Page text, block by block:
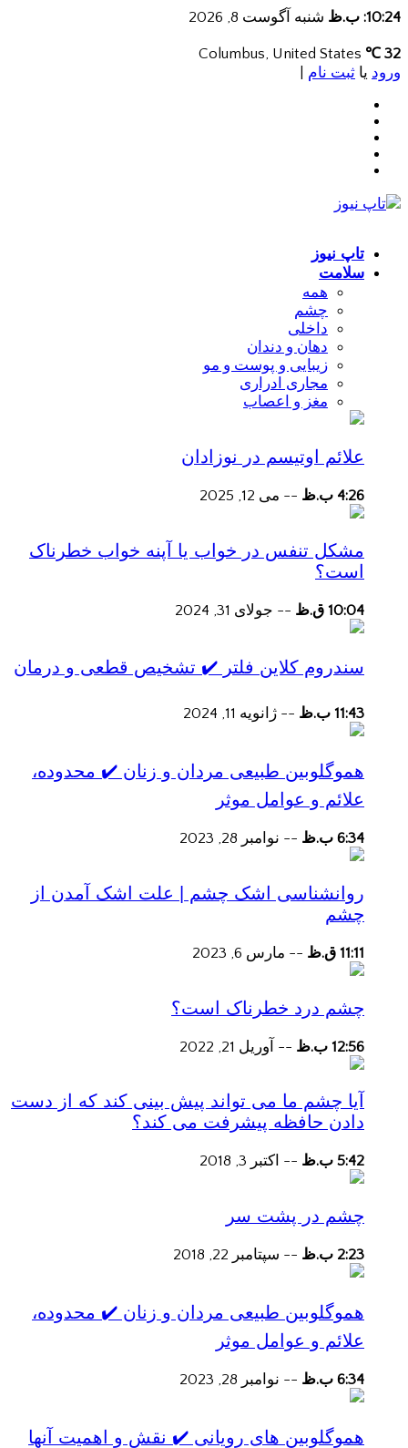
10:24: ب.ظ شنبه آگوست 8, 2026
32 ℃
ورود یا ثبت نام
تاپ نیوز
سلامت
همه
چشم
داخلی
دهان و دندان
زیبایی و پوست و مو
مجاری ادراری
مغز و اعصاب
علائم اوتیسم در نوزادان
4:26 ب.ظ -- می 12, 2025
مشکل تنفس در خواب یا آپنه خواب خطرناک
است؟
10:04 ق.ظ -- جولای 31, 2024
سندروم کلاین فلتر ✔️ تشخیص قطعی و درمان
11:43 ب.ظ -- ژانویه 11, 2024
هموگلوبین طبیعی مردان و زنان ✔️ محدوده،
علائم و عوامل موثر
6:34 ب.ظ -- نوامبر 28, 2023
روانشناسی اشک چشم | علت اشک آمدن از
چشم
11:11 ق.ظ -- مارس 6, 2023
چشم درد خطرناک است؟
12:56 ب.ظ -- آوریل 21, 2022
آیا چشم ما می تواند پیش بینی کند که از دست
دادن حافظه پیشرفت می کند؟
5:42 ب.ظ -- اکتبر 3, 2018
چشم در پشت سر
2:23 ب.ظ -- سپتامبر 22, 2018
هموگلوبین طبیعی مردان و زنان ✔️ محدوده،
علائم و عوامل موثر
6:34 ب.ظ -- نوامبر 28, 2023
هموگلوبین های رویانی ✔️ نقش و اهمیت آنها